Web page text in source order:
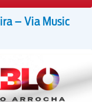
– Via Music